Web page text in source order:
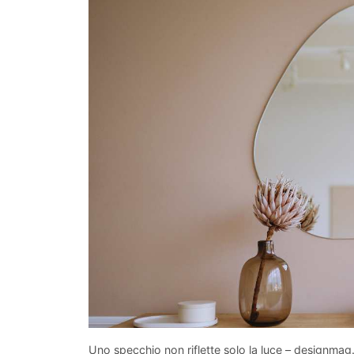
Uno specchio non riflette solo la luce –